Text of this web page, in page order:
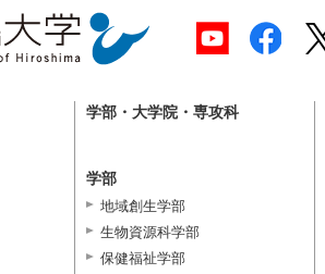
学部・大学院・専攻科
学部
地域創生学部
生物資源科学部
保健福祉学部